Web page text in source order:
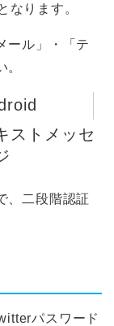
なります。
ール」・「テ
ストメッセ
、二段階認証
パスワード